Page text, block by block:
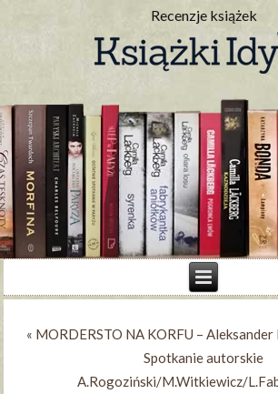
Recenzje książek
« MORDERSTO NA KORFU –
Spotkanie autorskie
A.Rogoziński/M.Witkiewicz/